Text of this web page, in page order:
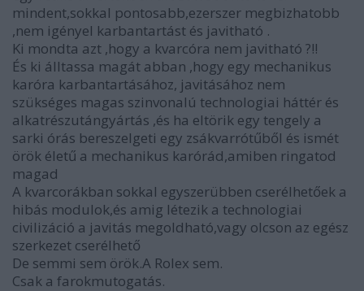
mindent,sokkal pontosabb,ezerszer megbizhatobb
,nem igényel karbantartást és javitható .
Ki mondta azt ,hogy a kvarcóra nem javitható ?!!
És ki álltassa magát abban ,hogy egy mechanikus
karóra karbantartásához, javitásához nem
szükséges magas szinvonalú technologiai háttér és
alkatrészutángyártás ,és ha eltörik egy tengely a
sarki órás bereszelgeti egy zsákvarrótűből és ismét
örök életű a mechanikus karórád,amiben ringatod
magad
A kvarcorákban sokkal egyszerübben cserélhetőek a
hibás modulok,és amig létezik a technologiai
civilizáció a javitás megoldható,vagy olcson az egész
szerkezet cserélhető
De semmi sem örök.A Rolex sem.
Csak a farokmutogatás.